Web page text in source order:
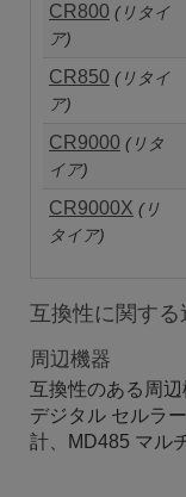
CR800 (リタイ
ア)
CR850 (リタイ
ア)
CR9000 (リタ
イア)
CR9000X (リ
タイア)
互換性に関する
周辺機器
互換性のある周辺
デジタル セルラ
計、MD485 マル